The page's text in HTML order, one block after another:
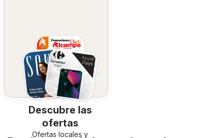
Descubre las
ofertas
Ofertas locales y